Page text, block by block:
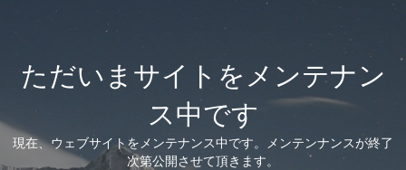
ただいまサイトをメンテナン
ス中です
現在、ウェブサイトをメンテナンス中です。メンテンナンスが終了
次第公開させて頂きます。